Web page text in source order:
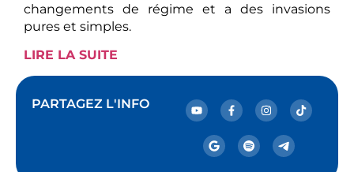
changements de régime et a des invasions
pures et simples.
LIRE LA SUITE
PARTAGEZ L'INFO